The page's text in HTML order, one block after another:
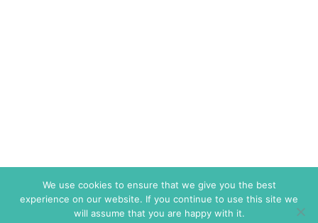
We use cookies to ensure that we give you the best
experience on our website. If you continue to use this site we
will assume that you are happy with it.